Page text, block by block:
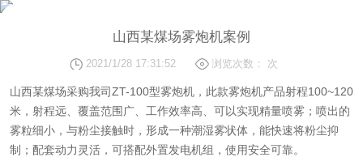
山西某煤场雾炮机案例
2021/1/28 17:31:52 浏览次数： 次
山西某煤场采购我司ZT-100型雾炮机，此款雾炮机产品射程100~120
米，射程远、覆盖范围广、工作效率高、可以实现精量喷雾；喷出的
雾粒细小，与粉尘接触时，形成一种潮湿雾状体，能快速将粉尘抑
制；配套动力灵活，可搭配外置发电机组，使用安全可靠。